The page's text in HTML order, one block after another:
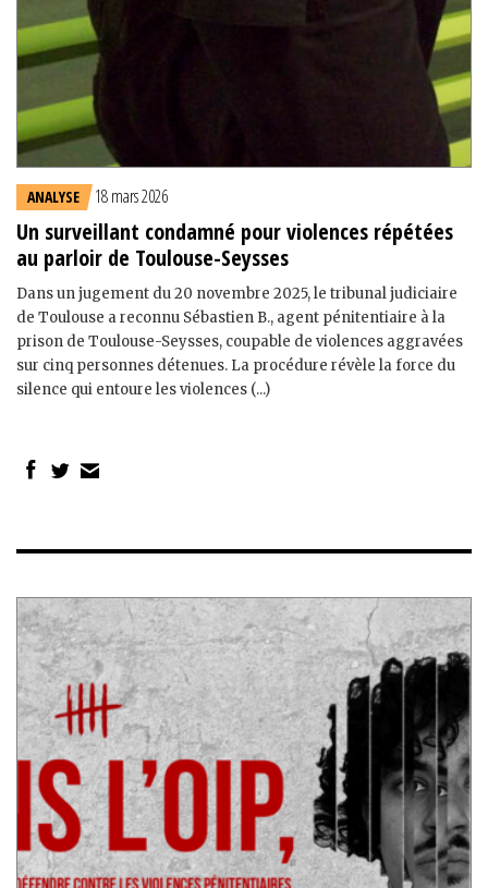
ANALYSE 18 mars 2026
Un surveillant condamné pour violences répétées
au parloir de Toulouse-Seysses
Dans un jugement du 20 novembre 2025, le tribunal judiciaire
de Toulouse a reconnu Sébastien B., agent pénitentiaire à la
prison de Toulouse-Seysses, coupable de violences aggravées
sur cinq personnes détenues. La procédure révèle la force du
silence qui entoure les violences (...)